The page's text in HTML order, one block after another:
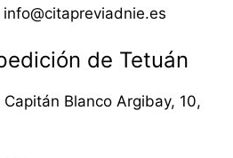
info@citapreviadnie.es
de Tetuán
Capitán Blanco Argibay, 10,